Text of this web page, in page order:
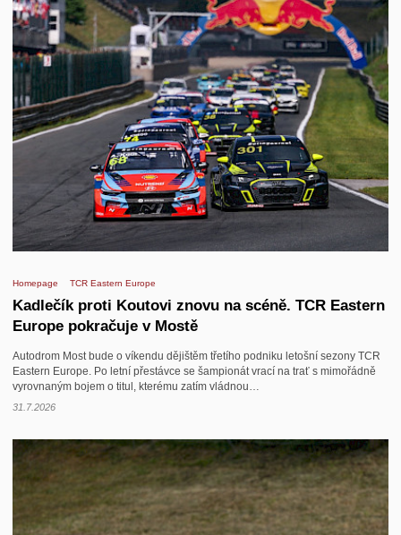
Homepage TCR Eastern Europe
Kadlečík proti Koutovi znovu na scéně. TCR Eastern
Europe pokračuje v Mostě
Autodrom Most bude o víkendu dějištěm třetího podniku letošní sezony TCR
Eastern Europe. Po letní přestávce se šampionát vrací na trať s mimořádně
vyrovnaným bojem o titul, kterému zatím vládnou…
31.7.2026